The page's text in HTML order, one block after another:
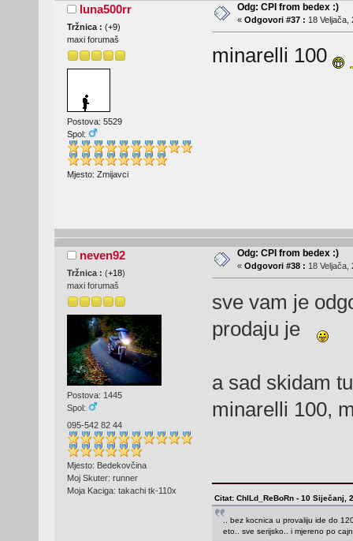
luna500rr
Tržnica : (+9)
maxi forumaš
Postova: 5529
Spol:
Mjesto: Zmijavci
Odg: CPI from bedex :)
« Odgovori #37 : 18 Veljača,
minarelli 100
neven92
Tržnica : (+18)
maxi forumaš
Postova: 1445
Spol:
095-542 82 44
Mjesto: Bedekovčina
Moj Skuter: runner
Moja Kaciga: takachi tk-110x
Odg: CPI from bedex :)
« Odgovori #38 : 18 Veljača,
sve vam je
prodaju je
a sad skidam
minarelli 100,
Citat: ChILd_ReBoRn - 10 Siječanj,
.. bez kocnica u provaliju ide do
eto.. sve serijsko.. i mjereno po